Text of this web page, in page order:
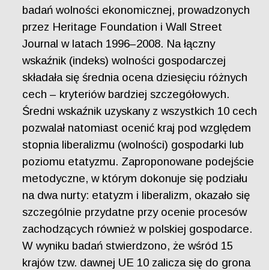
badań wolności ekonomicznej, prowadzonych
przez Heritage Foundation i Wall Street
Journal w latach 1996–2008. Na łączny
wskaźnik (indeks) wolności gospodarczej
składała się średnia ocena dziesięciu różnych
cech – kryteriów bardziej szczegółowych.
Średni wskaźnik uzyskany z wszystkich 10 cech
pozwalał natomiast ocenić kraj pod względem
stopnia liberalizmu (wolności) gospodarki lub
poziomu etatyzmu. Zaproponowane podejście
metodyczne, w którym dokonuje się podziału
na dwa nurty: etatyzm i liberalizm, okazało się
szczególnie przydatne przy ocenie procesów
zachodzących również w polskiej gospodarce.
W wyniku badań stwierdzono, że wśród 15
krajów tzw. dawnej UE 10 zalicza się do grona